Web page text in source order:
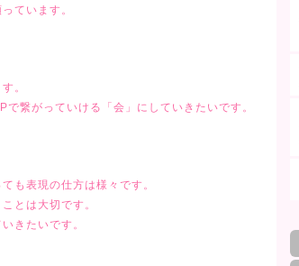
ています。
。
繋がっていける「会」にしていきたいです。
も表現の仕方は様々です。
とは大切です。
きたいです。